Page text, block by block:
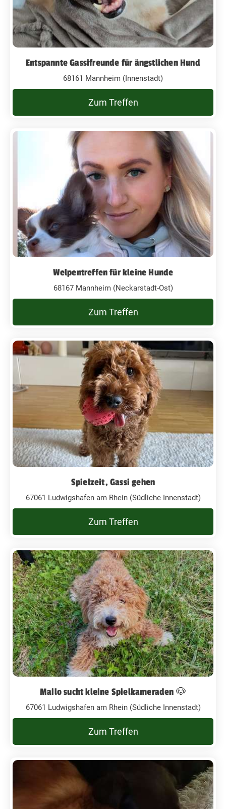
Entspannte Gassifreunde für ängstlichen Hund
68161 Mannheim (Innenstadt)
Zum Treffen
Welpentreffen für kleine Hunde
68167 Mannheim (Neckarstadt-Ost)
Zum Treffen
Spielzeit, Gassi gehen
67061 Ludwigshafen am Rhein (Südliche Innenstadt)
Zum Treffen
Mailo sucht kleine Spielkameraden 🐶
67061 Ludwigshafen am Rhein (Südliche Innenstadt)
Zum Treffen